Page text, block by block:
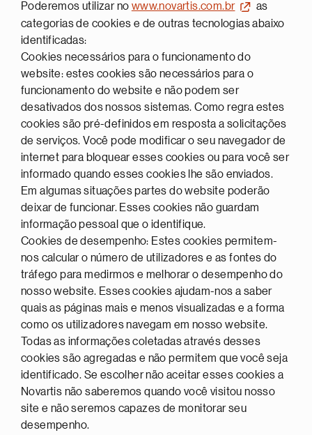
Poderemos utilizar no www.novartis.com.br
as
categorias de cookies e de outras tecnologias abaixo
identificadas:
Cookies necessários para o funcionamento do
website: estes cookies são necessários para o
funcionamento do website e não podem ser
desativados dos nossos sistemas. Como regra estes
cookies são pré-definidos em resposta a solicitações
de serviços. Você pode modificar o seu navegador de
internet para bloquear esses cookies ou para você ser
informado quando esses cookies lhe são enviados.
Em algumas situações partes do website poderão
deixar de funcionar. Esses cookies não guardam
informação pessoal que o identifique.
Cookies de desempenho: Estes cookies permitem-
nos calcular o número de utilizadores e as fontes do
tráfego para medirmos e melhorar o desempenho do
nosso website. Esses cookies ajudam-nos a saber
quais as páginas mais e menos visualizadas e a forma
como os utilizadores navegam em nosso website.
Todas as informações coletadas através desses
cookies são agregadas e não permitem que você seja
identificado. Se escolher não aceitar esses cookies a
Novartis não saberemos quando você visitou nosso
site e não seremos capazes de monitorar seu
desempenho.